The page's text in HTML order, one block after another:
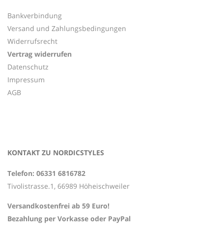
Bankverbindung
Versand und Zahlungsbedingungen
Widerrufsrecht
Vertrag widerrufen
Datenschutz
Impressum
AGB
KONTAKT ZU NORDICSTYLES
Telefon: 06331 6816782
Tivolistrasse.1, 66989 Höheischweiler
Versandkostenfrei ab 59 Euro!
Bezahlung per Vorkasse oder PayPal